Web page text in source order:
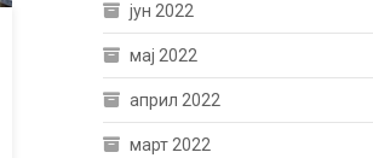
јун 2022
мај 2022
април 2022
март 2022